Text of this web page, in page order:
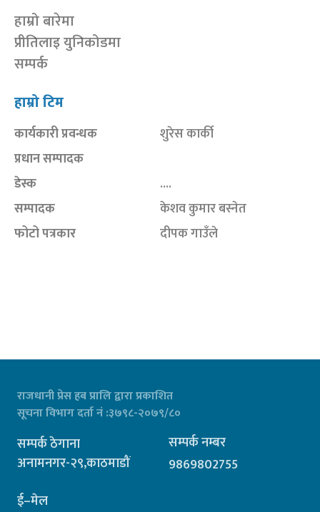
हाम्रो बारेमा
प्रीतिलाइ युनिकोडमा
सम्पर्क
हाम्रो टिम
कार्यकारी प्रवन्धक
शुरेस कार्की
प्रधान सम्पादक
डेस्क
....
सम्पादक
केशव कुमार बस्नेत
फोटो पत्रकार
दीपक गाउँले
राजधानी प्रेस हब प्रालि द्वारा प्रकाशित
सूचना विभाग दर्ता नं :३७९८-२०७९/८०
सम्पर्क ठेगाना
अनामनगर-२९,काठमाडौं
सम्पर्क नम्बर
9869802755
ई–मेल